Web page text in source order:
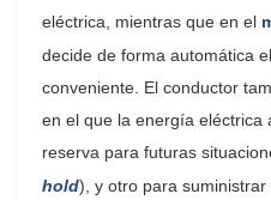
eléctrica, mientras que en el
decide de forma automática
conveniente. El conductor
en el que la energía eléctrica
reserva para futuras
hold), y otro para